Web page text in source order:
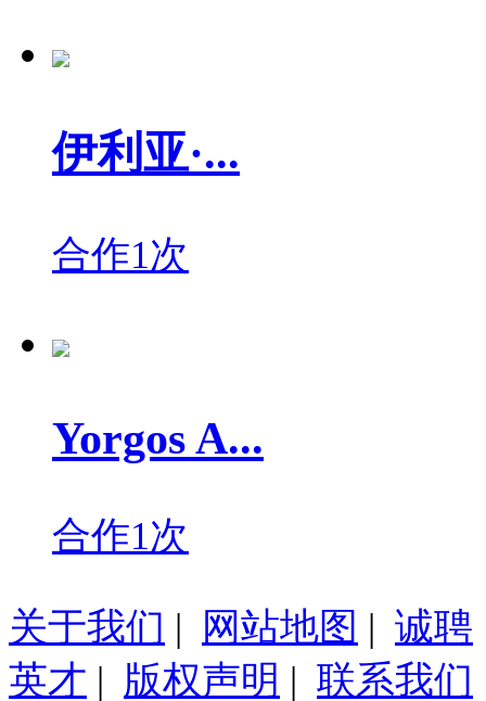
伊利亚·...
合作1次
Yorgos A...
合作1次
关于我们 | 网站地图 | 诚聘
英才 | 版权声明 | 联系我们